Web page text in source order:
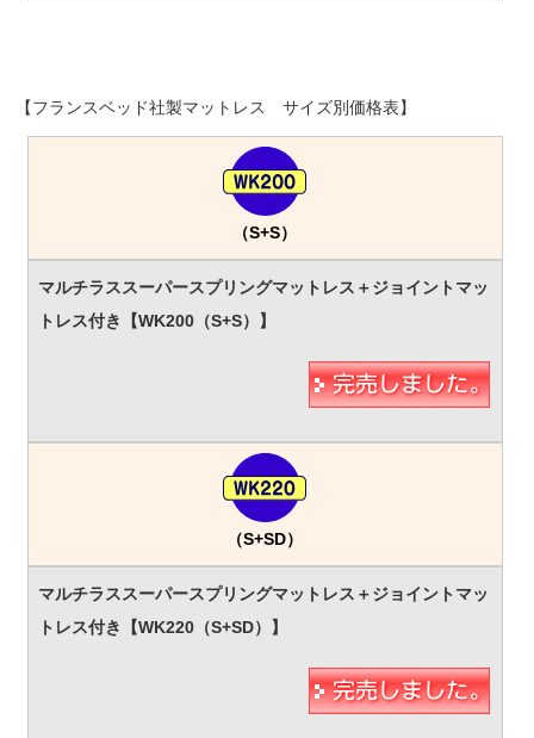
【フランスベッド社製マットレス サイズ別価格表】
（S+S）
（S+SD）